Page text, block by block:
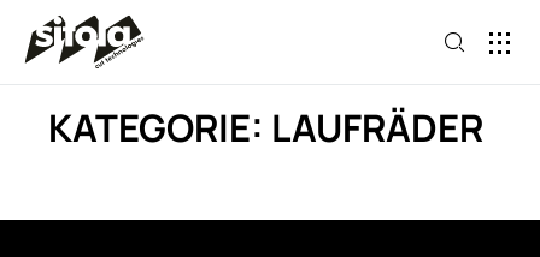
KATEGORIE: LAUFRÄDER